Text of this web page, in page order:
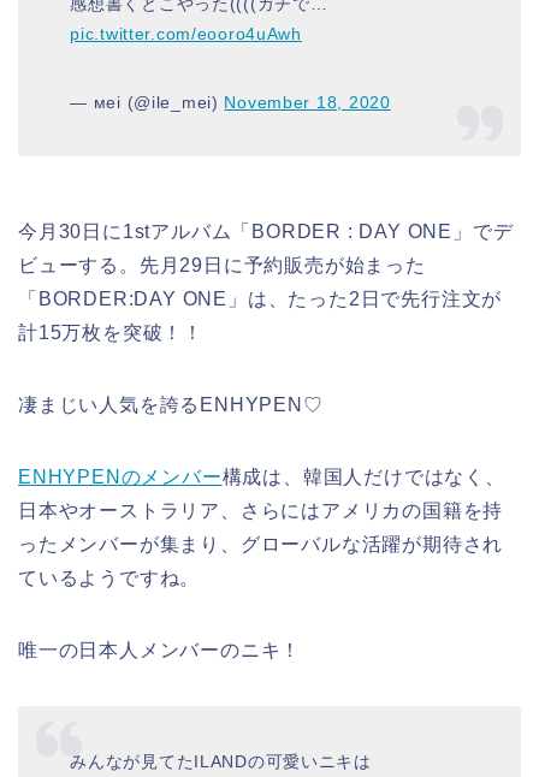
感想書くとこやった((((ガチで…
pic.twitter.com/eooro4uAwh
— мei (@ile_mei) November 18, 2020
今月30日に1stアルバム「BORDER : DAY ONE」でデ
ビューする。先月29日に予約販売が始まった
「BORDER:DAY ONE」は、たった2日で先行注文が
計15万枚を突破！！
凄まじい人気を誇るENHYPEN♡
ENHYPENのメンバー構成は、韓国人だけではなく、
日本やオーストラリア、さらにはアメリカの国籍を持
ったメンバーが集まり、グローバルな活躍が期待され
ているようですね。
唯一の日本人メンバーのニキ！
みんなが見てたILANDの可愛いニキは